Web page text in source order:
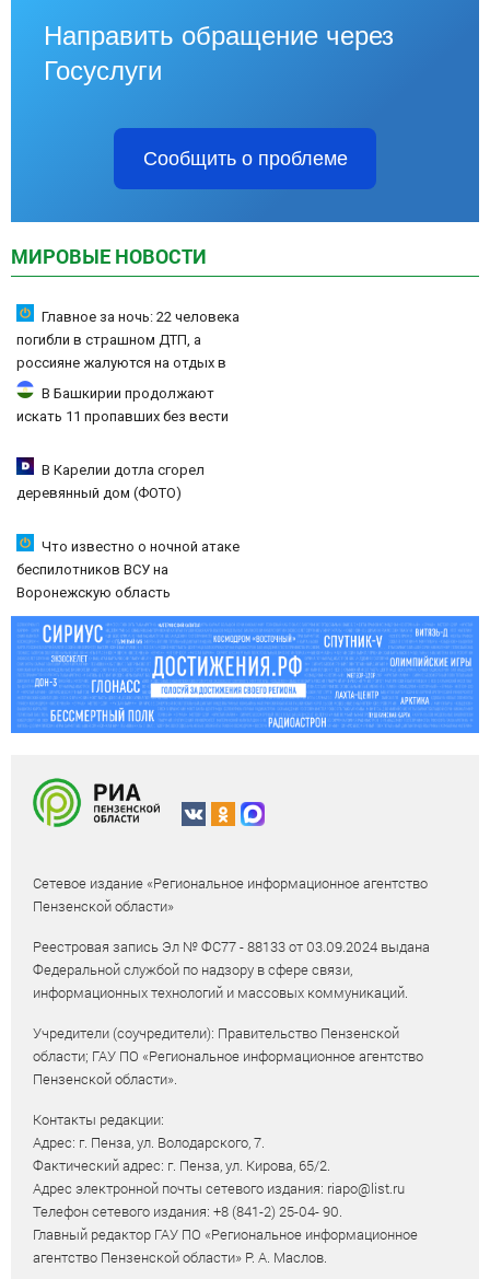
Направить обращение через
Госуслуги
Сообщить о проблеме
МИРОВЫЕ НОВОСТИ
Главное за ночь: 22 человека
погибли в страшном ДТП, а
россияне жалуются на отдых в
ТурцииВ Башкирии продолжают
искать 11 пропавших без вести
В Карелии дотла сгорел
деревянный дом (ФОТО)
Что известно о ночной атаке
беспилотников ВСУ на
Воронежскую область
Сетевое издание «Региональное информационное агентство
Пензенской области»
Реестровая запись Эл № ФС77 - 88133 от 03.09.2024 выдана
Федеральной службой по надзору в сфере связи,
информационных технологий и массовых коммуникаций.
Учредители (соучредители): Правительство Пензенской
области; ГАУ ПО «Региональное информационное агентство
Пензенской области».
Контакты редакции:
Адрес: г. Пенза, ул. Володарского, 7.
Фактический адрес: г. Пенза, ул. Кирова, 65/2.
Адрес электронной почты сетевого издания: riapo@list.ru
Телефон сетевого издания: +8 (841-2) 25-04- 90.
Главный редактор ГАУ ПО «Региональное информационное
агентство Пензенской области» Р. А. Маслов.